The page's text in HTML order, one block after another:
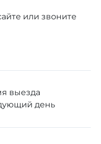
или звоните
выезда
день